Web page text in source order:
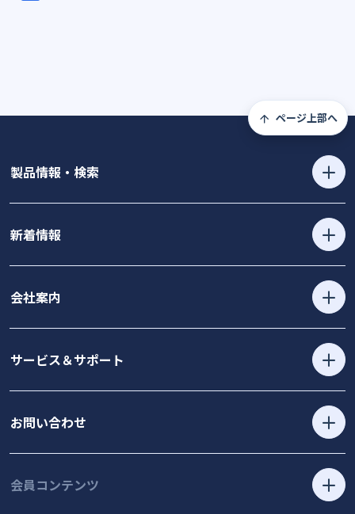
ページ上部へ
製品情報・検索
新着情報
会社案内
サービス＆サポート
お問い合わせ
会員コンテンツ